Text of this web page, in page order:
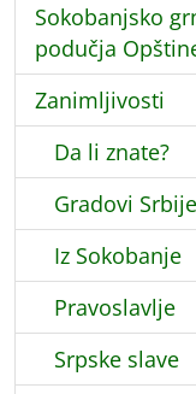
Sokobanjsko
podučja
Zanimljivosti
Da li znate?
Gradovi Srbije
Iz Sokobanje
Pravoslavlje
Srpske slave